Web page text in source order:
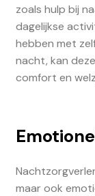
zoals hulp bij
dagelijkse
hebben met
nacht, kan
comfort en
maar ook